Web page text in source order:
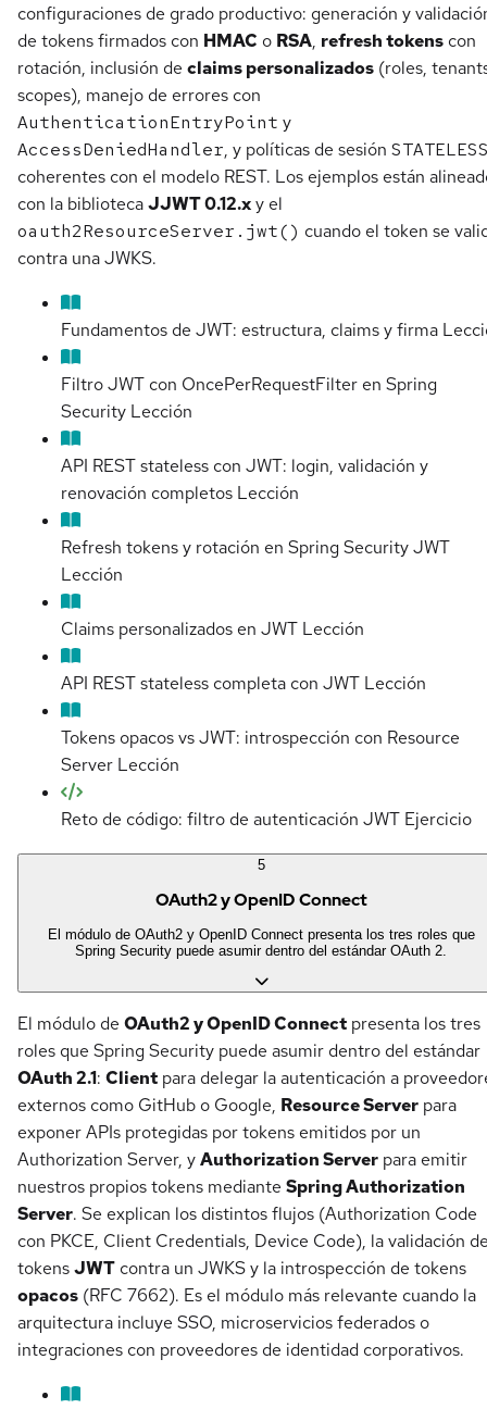
configuraciones de grado productivo: generación y
de tokens firmados con HMAC o RSA, refresh tokens con
rotación, inclusión de claims personalizados (roles,
scopes), manejo de errores con
AuthenticationEntryPoint y
AccessDeniedHandler, y políticas de sesión
coherentes con el modelo REST. Los ejemplos están
con la bibliotecaJJWT 0.12.xy el
oauth2ResourceServer.jwt() cuando el token se
contra una JWKS.
Fundamentos de JWT: estructura, claims y firma
Filtro JWT con OncePerRequestFilter en Spring
Security Lección
API REST stateless con JWT: login, validación y
renovación completos Lección
Refresh tokens y rotación en Spring Security JWT
Lección
Claims personalizados en JWT Lección
API REST stateless completa con JWT Lección
Tokens opacos vs JWT: introspección con Resource
Server Lección
Reto de código: filtro de autenticación JWT Ejercicio
5
OAuth2 y OpenID Connect
El módulo de OAuth2 y OpenID Connect presenta los tres roles que
Spring Security puede asumir dentro del estándar OAuth 2.
El módulo de OAuth2 y OpenID Connect presenta los tres
roles que Spring Security puede asumir dentro del estándar
OAuth 2.1: Client para delegar la autenticación a
externos como GitHub o Google, Resource Server para
exponer APIs protegidas por tokens emitidos por un
Authorization Server, yAuthorization Server para emitir
nuestros propios tokens mediante Spring Authorization
Server. Se explican los distintos flujos (Authorization Code
con PKCE, Client Credentials, Device Code), la validación
tokensJWT contra un JWKS y la introspección de tokens
opacos (RFC 7662). Es el módulo más relevante cuando la
arquitectura incluye SSO, microservicios federados o
integraciones con proveedores de identidad corporativos.